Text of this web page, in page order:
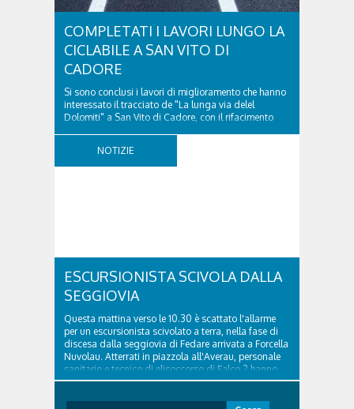
COMPLETATI I LAVORI LUNGO LA
CICLABILE A SAN VITO DI
CADORE
Si sono conclusi i lavori di miglioramento che hanno
interessato il tracciato de "La lunga via delel
Dolomiti" a San Vito di Cadore, con il rifacimento
appositi dissuasori in corrispondenza...
NOTIZIE
ESCURSIONISTA SCIVOLA DALLA
SEGGIOVIA
Questa mattina verso le 10.30 è scattato l'allarme
per un escursionista scivolato a terra, nella fase di
discesa dalla seggiovia di Fedare arrivata a Forcella
Nuvolau. Atterrati in piazzola all'Averau, personale
sanitario e tecnico di elisoccorso di Falco 2 hanno
raggiunto il 74enne di Teolo...